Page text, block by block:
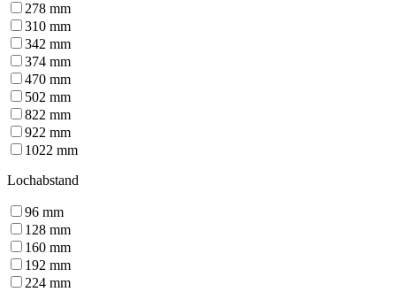
278 mm
310 mm
342 mm
374 mm
470 mm
502 mm
822 mm
922 mm
1022 mm
Lochabstand
96 mm
128 mm
160 mm
192 mm
224 mm